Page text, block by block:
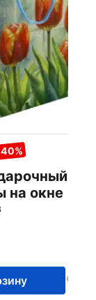
на окне